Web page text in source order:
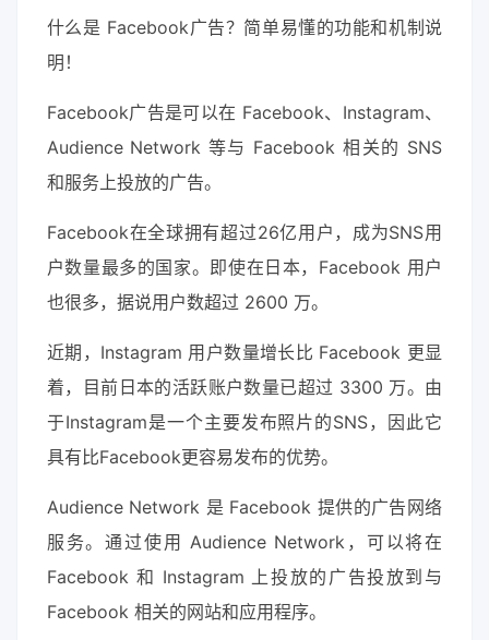
什么是 Facebook广告？简单易懂的功能和机制说
明！
Facebook广告是可以在 Facebook、Instagram、
Audience Network 等与 Facebook 相关的 SNS
和服务上投放的广告。
Facebook在全球拥有超过26亿用户，成为SNS用
户数量最多的国家。即使在日本，Facebook 用户
也很多，据说用户数超过 2600 万。
近期，Instagram 用户数量增长比 Facebook 更显
着，目前日本的活跃账户数量已超过 3300 万。由
于Instagram是一个主要发布照片的SNS，因此它
具有比Facebook更容易发布的优势。
Audience Network 是 Facebook 提供的广告网络
服务。通过使用 Audience Network，可以将在
Facebook 和 Instagram 上投放的广告投放到与
Facebook 相关的网站和应用程序。